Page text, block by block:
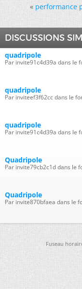
« performance
DISCUSSIONS
quadripole
Par invite91c4d39a dans le
quadripole
Par inviteef3f62cc dans le
quadripole
Par invite91c4d39a dans le
Quadripole
Par invite79cb2c1d dans le
Quadripole
Par invite870bfaea dans le
Fuseau